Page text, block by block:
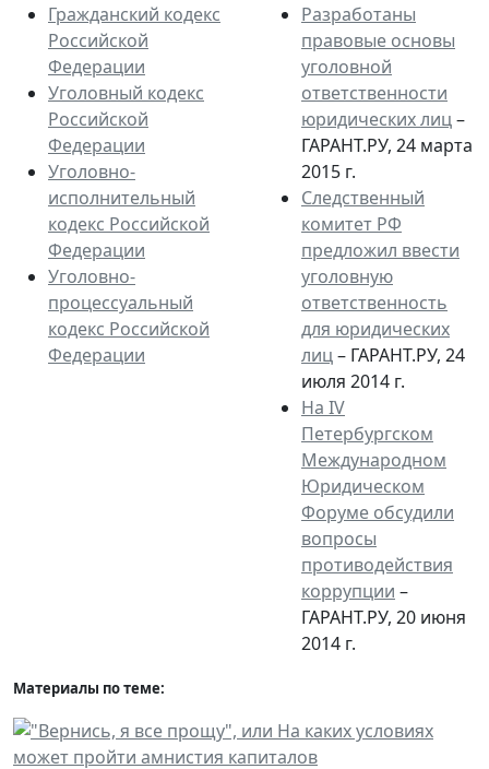
Гражданский кодекс
Российской
Федерации
Уголовный кодекс
Российской
Федерации
Уголовно-
исполнительный
кодекс Российской
Федерации
Уголовно-
процессуальный
кодекс Российской
Федерации
Разработаны
правовые основы
уголовной
ответственности
юридических лиц–
ГАРАНТ.РУ, 24 марта
2015 г.
Следственный
комитет РФ
предложил ввести
уголовную
ответственность
для юридических
лиц– ГАРАНТ.РУ, 24
июля 2014 г.
На IV
Петербургском
Международном
Юридическом
Форуме обсудили
вопросы
противодействия
коррупции –
ГАРАНТ.РУ, 20 июня
2014 г.
Материалы по теме: